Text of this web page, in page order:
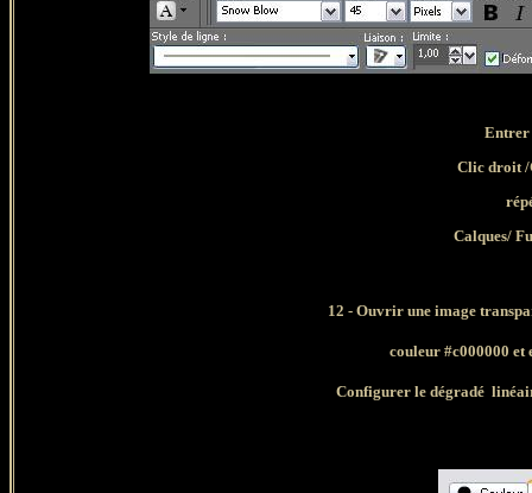
Entrer
Clic droit /
Calques/
12 - Ouvrir une image
couleur #c000000
Configurer le dégradé